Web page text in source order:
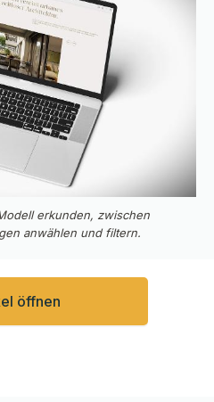
erkunden, zwischen
anwählen und filtern.
öffnen